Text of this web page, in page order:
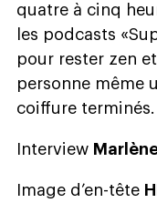
quatre à cinq
les podcasts «
pour rester zen
personne même
coiffure terminés.
Interview
Image d’en-tête